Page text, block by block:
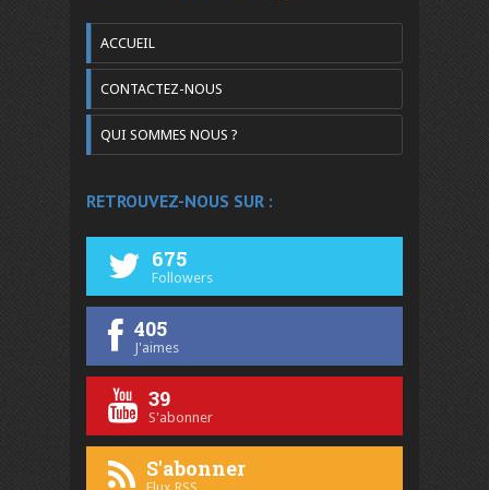
ACCUEIL
CONTACTEZ-NOUS
QUI SOMMES NOUS ?
RETROUVEZ-NOUS SUR :
675
Followers
405
J'aimes
39
S'abonner
S'abonner